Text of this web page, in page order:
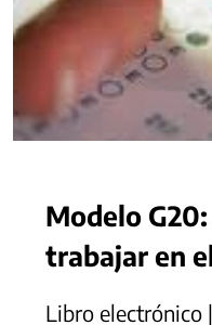
Modelo
trabajar en
Libro electrónico